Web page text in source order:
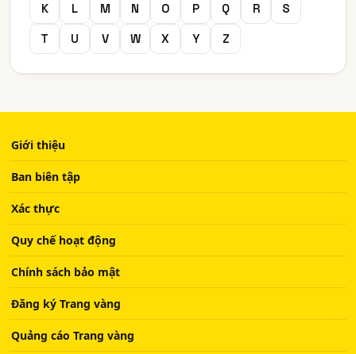
K
L M N O P Q R
S
T
U V W X Y Z
Giới thiệu
Ban biên tập
Xác thực
Quy chế hoạt động
Chính sách bảo mật
Đăng ký Trang vàng
Quảng cáo Trang vàng